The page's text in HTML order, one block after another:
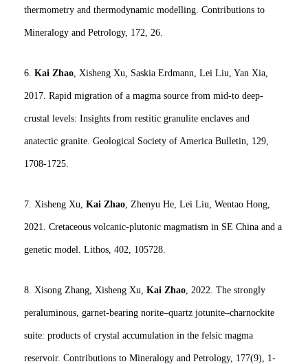
thermometry and thermodynamic modelling. Contributions to
Mineralogy and Petrology, 172, 26.
6. Kai Zhao, Xisheng Xu, Saskia Erdmann, Lei Liu, Yan Xia,
2017. Rapid migration of a magma source from mid-to deep-
crustal levels: Insights from restitic granulite enclaves and
anatectic granite. Geological Society of America Bulletin, 129,
1708-1725.
7. Xisheng Xu, Kai Zhao, Zhenyu He, Lei Liu, Wentao Hong,
2021. Cretaceous volcanic-plutonic magmatism in SE China and a
genetic model. Lithos, 402, 105728.
8. Xisong Zhang, Xisheng Xu, Kai Zhao, 2022. The strongly
peraluminous, garnet-bearing norite–quartz jotunite–charnockite
suite: products of crystal accumulation in the felsic magma
reservoir. Contributions to Mineralogy and Petrology, 177(9), 1-